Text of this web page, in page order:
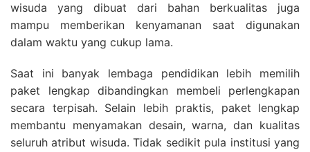
wisuda yang dibuat dari bahan berkualitas juga
mampu memberikan kenyamanan saat digunakan
dalam waktu yang cukup lama.
Saat ini banyak lembaga pendidikan lebih memilih
paket lengkap dibandingkan membeli perlengkapan
secara terpisah. Selain lebih praktis, paket lengkap
membantu menyamakan desain, warna, dan kualitas
seluruh atribut wisuda. Tidak sedikit pula institusi yang